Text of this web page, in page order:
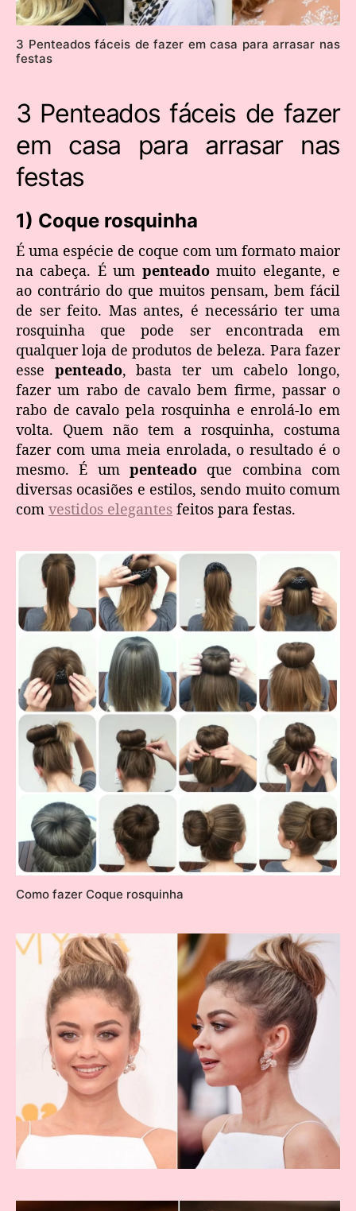
3 Penteados fáceis de fazer em casa para arrasar nas
festas
3 Penteados fáceis de fazer
em casa para arrasar nas
festas
1) Coque rosquinha
É uma espécie de coque com um formato maior
na cabeça. É um penteadomuito elegante, e
ao contrário do que muitos pensam, bem fácil
de ser feito. Mas antes, é necessário ter uma
rosquinha que pode ser encontrada em
qualquer loja de produtos de beleza. Para fazer
esse penteado, basta ter um cabelo longo,
fazer um rabo de cavalo bem firme, passar o
rabo de cavalo pela rosquinha e enrolá-lo em
volta. Quem não tem a rosquinha, costuma
fazer com uma meia enrolada, o resultado é o
mesmo. É um penteado que combina com
diversas ocasiões e estilos, sendo muito comum
com vestidos elegantes feitos para festas.
Como fazer Coque rosquinha